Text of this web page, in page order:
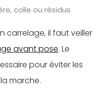
colle ou résidus
carrelage, il faut veiller
avant pose. Le
pour éviter les
marche.